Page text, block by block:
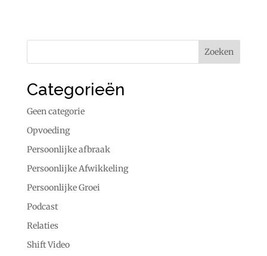
Categorieën
Geen categorie
Opvoeding
Persoonlijke afbraak
Persoonlijke Afwikkeling
Persoonlijke Groei
Podcast
Relaties
Shift Video